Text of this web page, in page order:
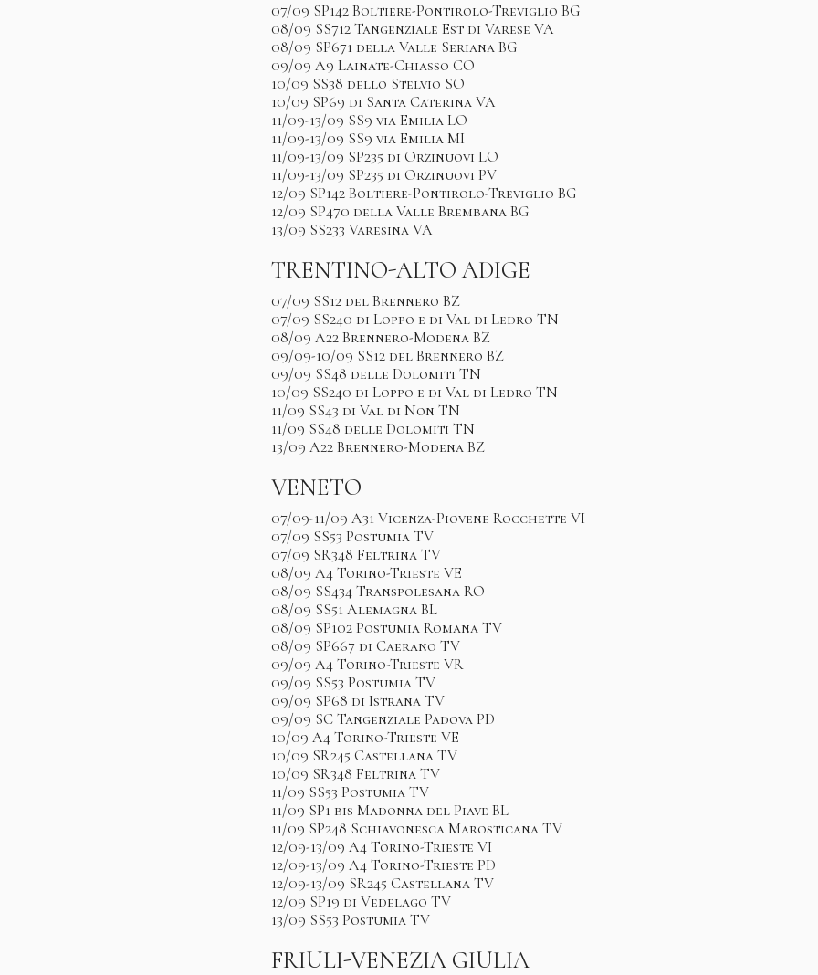
07/09 SP142 Boltiere-Pontirolo-Treviglio BG
08/09 SS712 Tangenziale Est di Varese VA
08/09 SP671 della Valle Seriana BG
09/09 A9 Lainate-Chiasso CO
10/09 SS38 dello Stelvio SO
10/09 SP69 di Santa Caterina VA
11/09-13/09 SS9 via Emilia LO
11/09-13/09 SS9 via Emilia MI
11/09-13/09 SP235 di Orzinuovi LO
11/09-13/09 SP235 di Orzinuovi PV
12/09 SP142 Boltiere-Pontirolo-Treviglio BG
12/09 SP470 della Valle Brembana BG
13/09 SS233 Varesina VA
TRENTINO-ALTO ADIGE
07/09 SS12 del Brennero BZ
07/09 SS240 di Loppo e di Val di Ledro TN
08/09 A22 Brennero-Modena BZ
09/09-10/09 SS12 del Brennero BZ
09/09 SS48 delle Dolomiti TN
10/09 SS240 di Loppo e di Val di Ledro TN
11/09 SS43 di Val di Non TN
11/09 SS48 delle Dolomiti TN
13/09 A22 Brennero-Modena BZ
VENETO
07/09-11/09 A31 Vicenza-Piovene Rocchette VI
07/09 SS53 Postumia TV
07/09 SR348 Feltrina TV
08/09 A4 Torino-Trieste VE
08/09 SS434 Transpolesana RO
08/09 SS51 Alemagna BL
08/09 SP102 Postumia Romana TV
08/09 SP667 di Caerano TV
09/09 A4 Torino-Trieste VR
09/09 SS53 Postumia TV
09/09 SP68 di Istrana TV
09/09 SC Tangenziale Padova PD
10/09 A4 Torino-Trieste VE
10/09 SR245 Castellana TV
10/09 SR348 Feltrina TV
11/09 SS53 Postumia TV
11/09 SP1 bis Madonna del Piave BL
11/09 SP248 Schiavonesca Marosticana TV
12/09-13/09 A4 Torino-Trieste VI
12/09-13/09 A4 Torino-Trieste PD
12/09-13/09 SR245 Castellana TV
12/09 SP19 di Vedelago TV
13/09 SS53 Postumia TV
FRIULI-VENEZIA GIULIA